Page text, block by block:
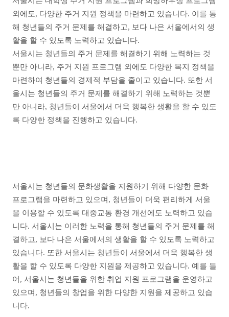
외에도, 다양한 주거 지원 정책을 마련하고 있습니다. 이를 통
해 청년들의 주거 문제를 해결하고, 보다 나은 서울에서의 생
활을 할 수 있도록 노력하고 있습니다.
서울시는 청년들의 주거 문제를 해결하기 위해 노력하는 것
뿐만 아니라, 주거 지원 프로그램 외에도 다양한 복지 정책을
마련하여 청년들의 경제적 부담을 줄이고 있습니다. 또한 서
울시는 청년들의 주거 문제를 해결하기 위해 노력하는 것뿐
만 아니라, 청년들이 서울에서 더욱 행복한 생활을 할 수 있도
록 다양한 정책을 진행하고 있습니다.
서울시는 청년들의 문화생활을 지원하기 위해 다양한 문화
프로그램을 마련하고 있으며, 청년들이 더욱 편리하게 서울
을 이용할 수 있도록 대중교통 환경 개선에도 노력하고 있습
니다. 서울시는 이러한 노력을 통해 청년들의 주거 문제를 해
결하고, 보다 나은 서울에서의 생활을 할 수 있도록 노력하고
있습니다. 또한 서울시는 청년들이 서울에서 더욱 행복한 생
활을 할 수 있도록 다양한 지원을 제공하고 있습니다. 예를 들
어, 서울시는 청년들을 위한 취업 지원 프로그램을 운영하고
있으며, 청년들의 창업을 위한 다양한 지원을 제공하고 있습
니다.